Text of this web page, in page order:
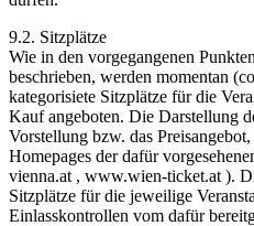
9.2. Sitzplätze
Wie in den vorgegangenen
beschrieben, werden momentan
kategorisiete Sitzplätze für die
Kauf angeboten. Die Darstellung
Vorstellung bzw. das
Homepages der dafür
vienna.at , www.wien-ticket.at ).
Sitzplätze für die jeweilige
Einlasskontrollen vom dafür